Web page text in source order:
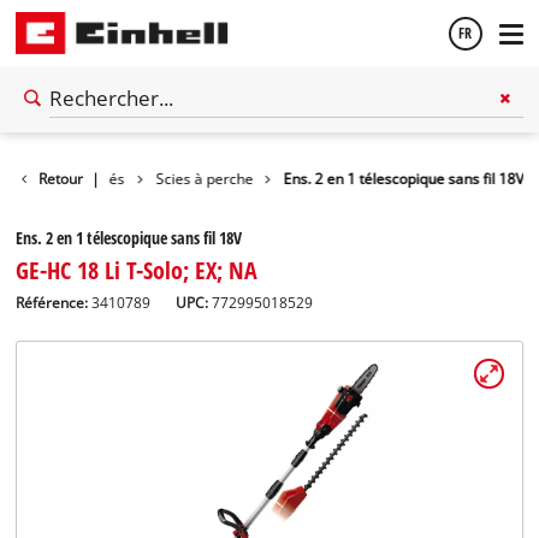
FR
Retour |
jardin spécialisés Scies à perche Ens. 2 en 1 télescopique sans fil 18V
Ens. 2 en 1 télescopique sans fil 18V
GE-HC 18 Li T-Solo; EX; NA
Référence: 3410789 UPC:772995018529